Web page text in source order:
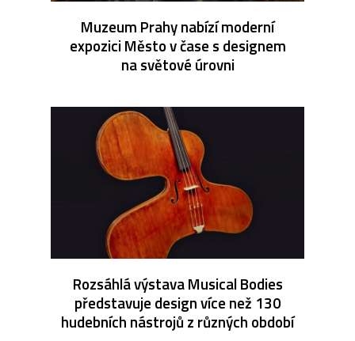
Muzeum Prahy nabízí moderní
expozici Město v čase s designem
na světové úrovni
Rozsáhlá výstava Musical Bodies
představuje design více než 130
hudebních nástrojů z různých období